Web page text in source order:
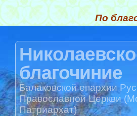
По
благочиние
Балаковской епархии
Православной Церкви
Патриархат)